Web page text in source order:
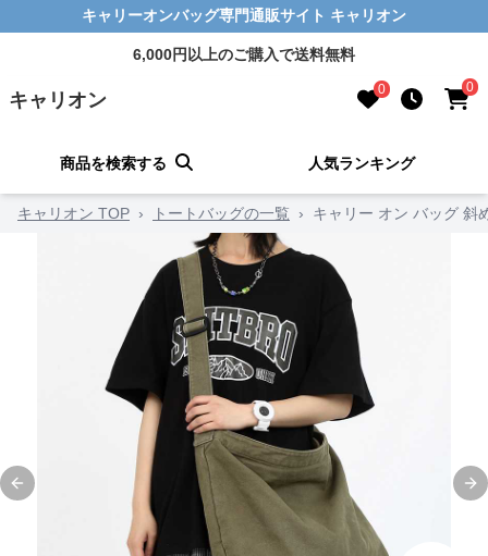
キャリーオンバッグ専門通販サイト キャリオン
6,000円以上のご購入で送料無料
キャリオン 0 0
商品を検索する 人気ランキング
キャリオン TOP › トートバッグの一覧 › キャリー オン バッグ 斜
Previous slide